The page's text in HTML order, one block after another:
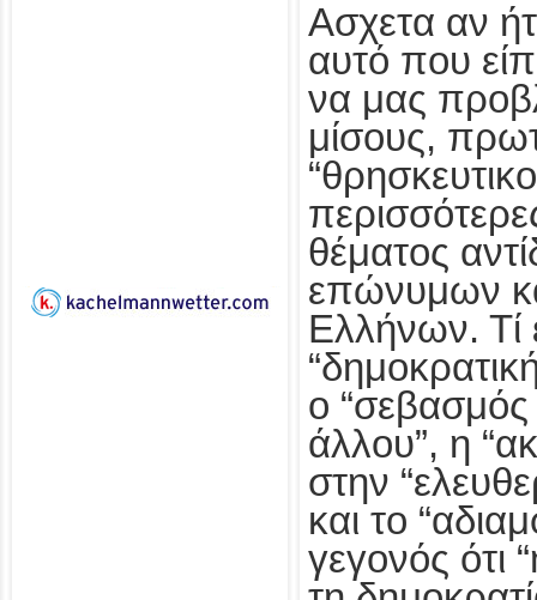
Ασχετα αν
αυτό που
να μας
μίσους,
θέματος
επώνυμων
Ελλήνων. Τί
ο
άλλου”, η
στην
και το
γεγονός ότι